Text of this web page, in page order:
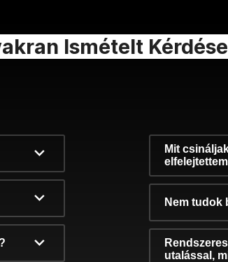
Ismételt
Mit
Nem tudok
utalással,